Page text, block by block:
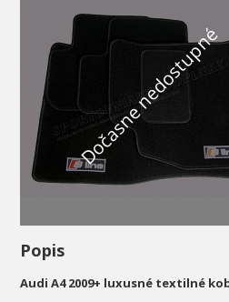
Dočasne nedostupné
Popis
Audi A4 2009+ luxusné textilné